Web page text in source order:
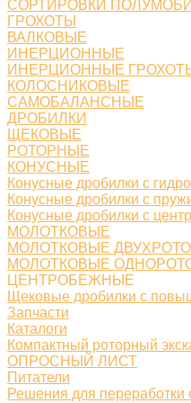
СОРТИРОВКИ
ГРОХОТЫ
ВАЛКОВЫЕ
ИНЕРЦИОННЫЕ
ИНЕРЦИОННЫЕ
КОЛОСНИКОВЫЕ
САМОБАЛАНСНЫЕ
ДРОБИЛКИ
ЩЕКОВЫЕ
РОТОРНЫЕ
КОНУСНЫЕ
Конусные дробилки с
Конусные дробилки с
Конусные дробилки с
МОЛОТКОВЫЕ
МОЛОТКОВЫЕ
МОЛОТКОВЫЕ
ЦЕНТРОБЕЖНЫЕ
Щековые дробилки с
Запчасти
Каталоги
Компактный роторный
ОПРОСНЫЙ ЛИСТ
Питатели
Решения для переработки